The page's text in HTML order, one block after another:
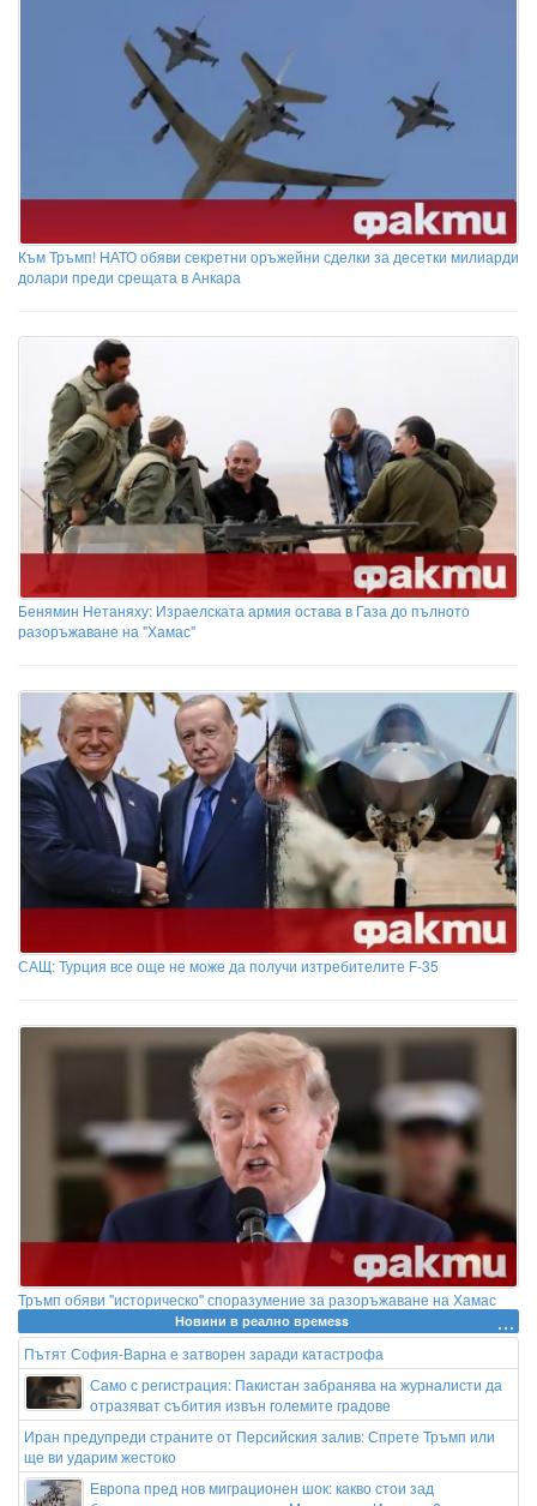
Към Тръмп! НАТО обяви секретни оръжейни сделки за десетки милиарди
долари преди срещата в Анкара
Бенямин Нетаняху: Израелската армия остава в Газа до пълното
разоръжаване на "Хамас"
САЩ: Турция все още не може да получи изтребителите F-35
Тръмп обяви "историческо" споразумение за разоръжаване на Хамас
Новини в реално времеss
Пътят София-Варна е затворен заради катастрофа
Само с регистрация: Пакистан забранява на журналисти да
отразяват събития извън големите градове
Иран предупреди страните от Персийския залив: Спрете Тръмп или
ще ви ударим жестоко
Европа пред нов миграционен шок: какво стои зад